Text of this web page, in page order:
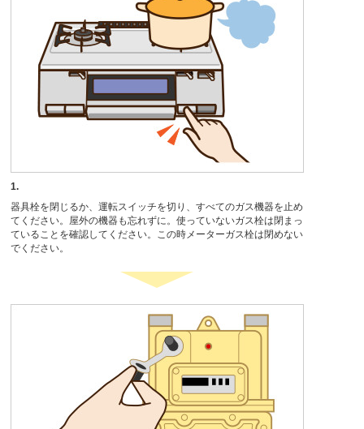
1.
器具栓を閉じるか、運転スイッチを切り、すべてのガス機器を止め
てください。屋外の機器も忘れずに。使っていないガス栓は閉まっ
ていることを確認してください。この時メーターガス栓は閉めない
でください。